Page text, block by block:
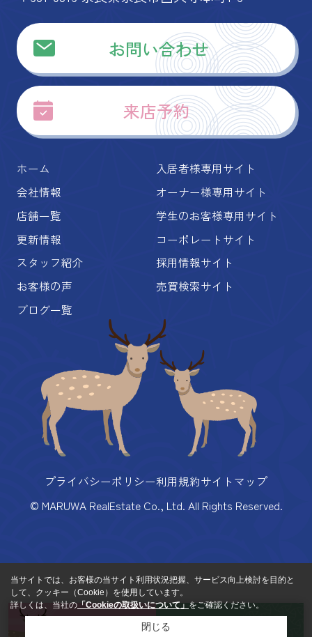
お問い合わせ
来店予約
ホーム
会社情報
店舗一覧
更新情報
スタッフ紹介
お客様の声
ブログ一覧
入居者様専用サイト
オーナー様専用サイト
学生のお客様専用サイト
コーポレートサイト
採用情報サイト
売買検索サイト
プライバシーポリシー利用規約サイトマップ
© MARUWA RealEstate Co., Ltd. All Rights Reserved.
来店予約 お問い合わせ
当サイトでは、お客様の当サイト利用状況把握、サービス向上検討を目的と
して、クッキー（Cookie）を使用しています。
詳しくは、当社の 「Cookieの取扱いについて」 をご確認ください。
閉じる